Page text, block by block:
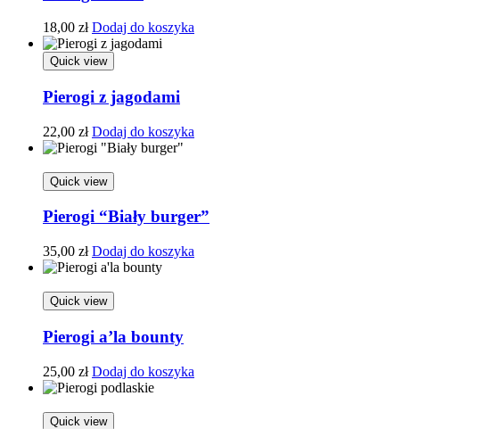
18,00 zł Dodaj do koszyka
Quick view
Pierogi z jagodami
22,00 zł Dodaj do koszyka
Quick view
Pierogi “Biały burger”
35,00 zł Dodaj do koszyka
Quick view
Pierogi a’la bounty
25,00 zł Dodaj do koszyka
Quick view